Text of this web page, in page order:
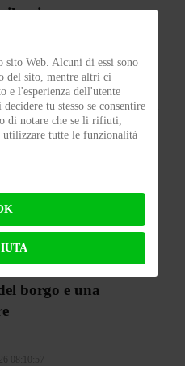
NIGHT - Una
borgo e una
08:10:57
Web. Alcuni di essi sono
del sito, mentre altri ci
e l'esperienza dell'utente
tu stesso se consentire
di notare che se li rifiuti,
utilizzare tutte le funzionalità